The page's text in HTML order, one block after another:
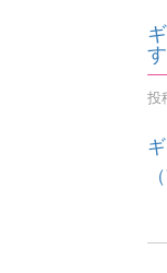
投